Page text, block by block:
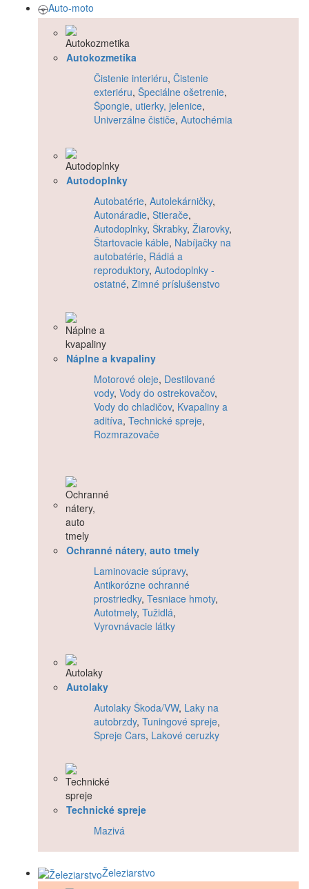
Auto-moto
Autokozmetika
Čistenie interiéru, Čistenie
exteriéru, Špeciálne ošetrenie,
Špongie, utierky, jelenice,
Univerzálne čističe, Autochémia
Autodoplnky
Autobatérie, Autolekárničky,
Autonáradie, Stierače,
Autodoplnky, Škrabky, Žiarovky,
Štartovacie káble, Nabíjačky na
autobatérie, Rádiá a
reproduktory, Autodoplnky -
ostatné, Zimné príslušenstvo
Náplne a kvapaliny
Motorové oleje, Destilované
vody, Vody do ostrekovačov,
Vody do chladičov, Kvapaliny a
aditíva, Technické spreje,
Rozmrazovače
Ochranné nátery, auto tmely
Laminovacie súpravy,
Antikorózne ochranné
prostriedky, Tesniace hmoty,
Autotmely, Tužidlá,
Vyrovnávacie látky
Autolaky
Autolaky Škoda/VW, Laky na
autobrzdy, Tuningové spreje,
Spreje Cars, Lakové ceruzky
Technické spreje
Mazivá
Železiarstvo